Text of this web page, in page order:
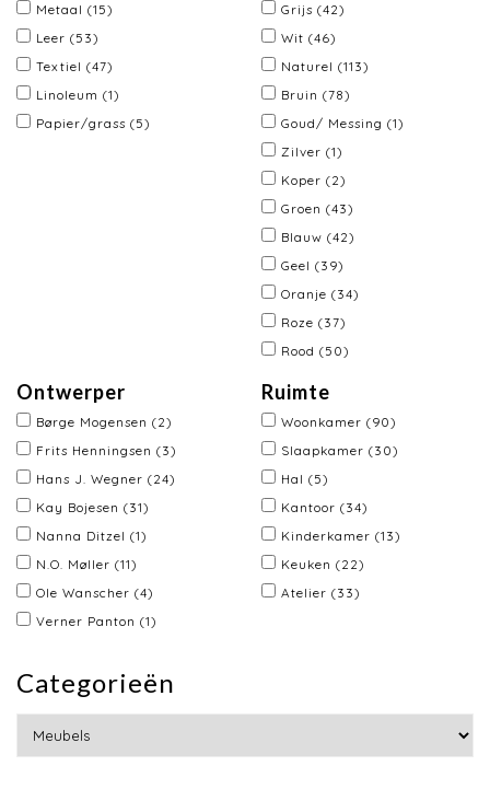
Metaal (15)
Leer (53)
Textiel (47)
Linoleum (1)
Papier/grass (5)
Grijs (42)
Wit (46)
Naturel (113)
Bruin (78)
Goud/ Messing (1)
Zilver (1)
Koper (2)
Groen (43)
Blauw (42)
Geel (39)
Oranje (34)
Roze (37)
Rood (50)
Ontwerper
Børge Mogensen (2)
Frits Henningsen (3)
Hans J. Wegner (24)
Kay Bojesen (31)
Nanna Ditzel (1)
N.O. Møller (11)
Ole Wanscher (4)
Verner Panton (1)
Ruimte
Woonkamer (90)
Slaapkamer (30)
Hal (5)
Kantoor (34)
Kinderkamer (13)
Keuken (22)
Atelier (33)
Categorieën